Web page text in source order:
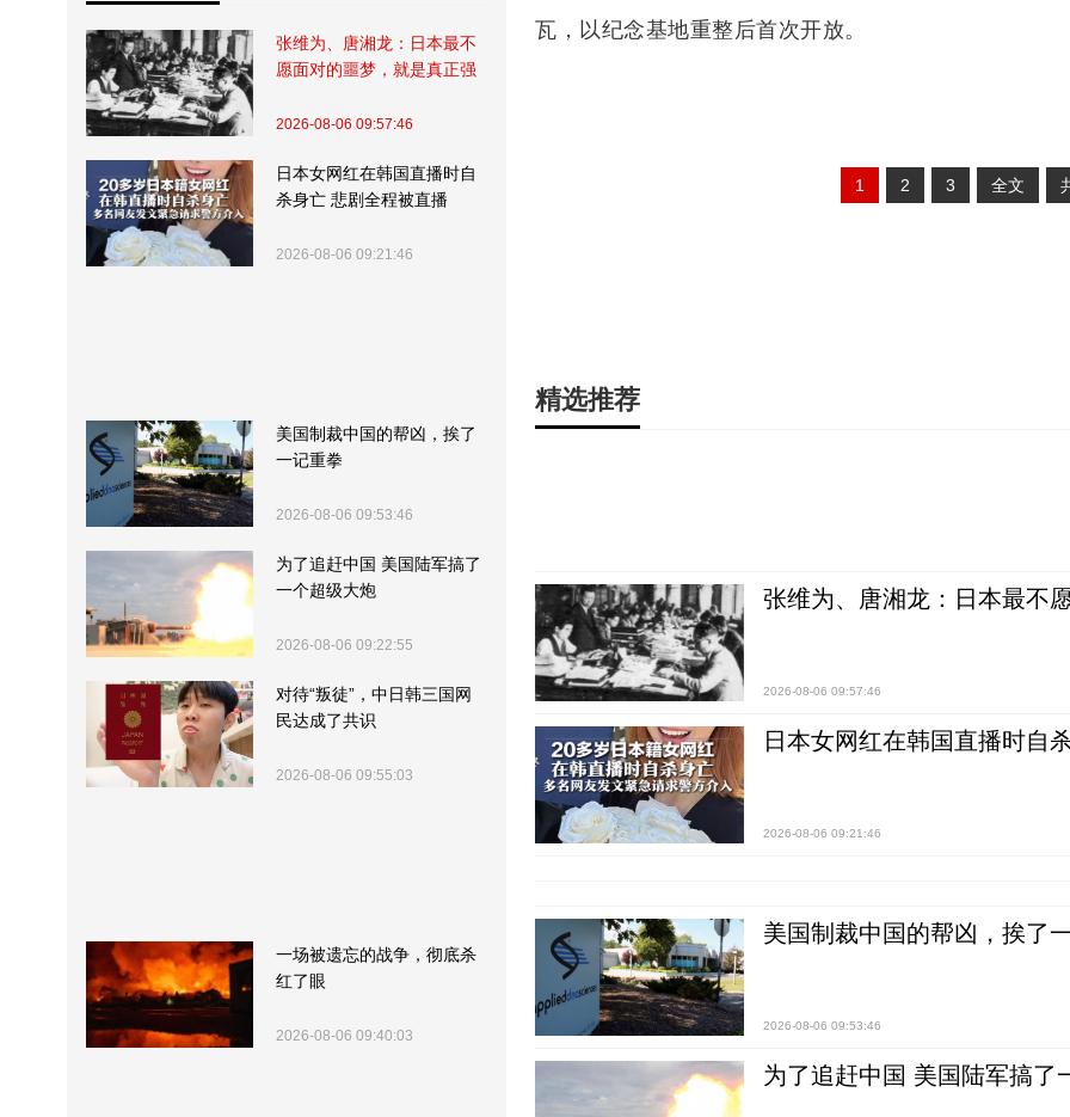
张维为、唐湘龙：日本最不
愿面对的噩梦，就是真正强
2026-08-06 09:57:46
日本女网红在韩国直播时自
杀身亡 悲剧全程被直播
2026-08-06 09:21:46
美国制裁中国的帮凶，挨了
一记重拳
2026-08-06 09:53:46
为了追赶中国 美国陆军搞了
一个超级大炮
2026-08-06 09:22:55
对待“叛徒”，中日韩三国网
民达成了共识
2026-08-06 09:55:03
一场被遗忘的战争，彻底杀
红了眼
2026-08-06 09:40:03
瓦，以纪念基地重整后首次开放。
1 2 3 全文
精选推荐
张维为、唐湘龙：日本最不
2026-08-06 09:57:46
日本女网红在韩国直播时自
2026-08-06 09:21:46
美国制裁中国的帮凶，挨了
2026-08-06 09:53:46
为了追赶中国 美国陆军搞了